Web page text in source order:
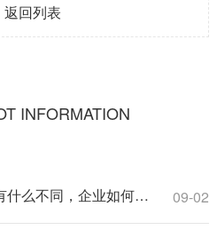
返回列表
INFORMATION
深入解析：seo和网络推广有什么不同，企业如何选择更有效？ 09-02